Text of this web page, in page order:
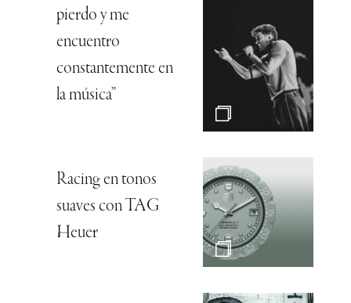
pierdo y me
encuentro
constantemente en
la música”
Racing en tonos
suaves con TAG
Heuer